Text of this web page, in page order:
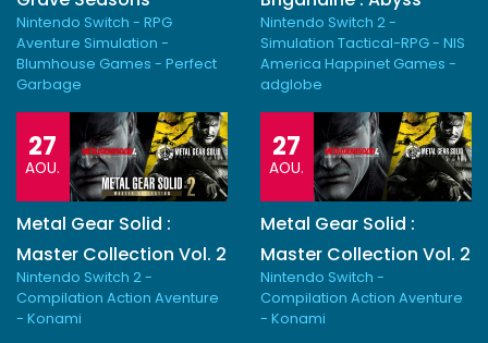
Nintendo Switch - RPG
Aventure Simulation -
Blumhouse Games - Perfect
Garbage
Nintendo Switch 2 -
Simulation Tactical-RPG - NIS
America Happinet Games -
adglobe
27
AOU.
Metal Gear Solid :
Master Collection Vol. 2
Nintendo Switch 2 -
Compilation Action Aventure
- Konami
27
AOU.
Metal Gear Solid :
Master Collection Vol. 2
Nintendo Switch -
Compilation Action Aventure
- Konami